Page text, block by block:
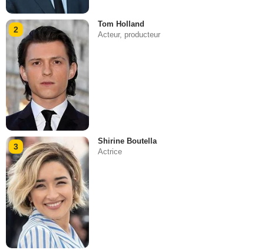
2
Tom Holland
Acteur, producteur
3
Shirine Boutella
Actrice